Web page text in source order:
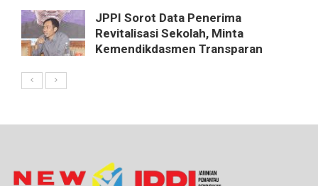
JPPI Sorot Data Penerima
Revitalisasi Sekolah, Minta
Kemendikdasmen Transparan